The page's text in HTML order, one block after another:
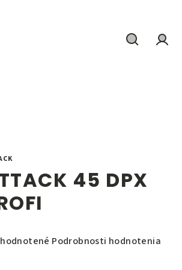
45 DPX
Podrobnosti hodnotenia